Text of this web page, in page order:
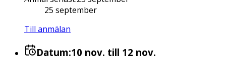
25 september
Till anmälan
Datum:10 nov. till 12 nov.